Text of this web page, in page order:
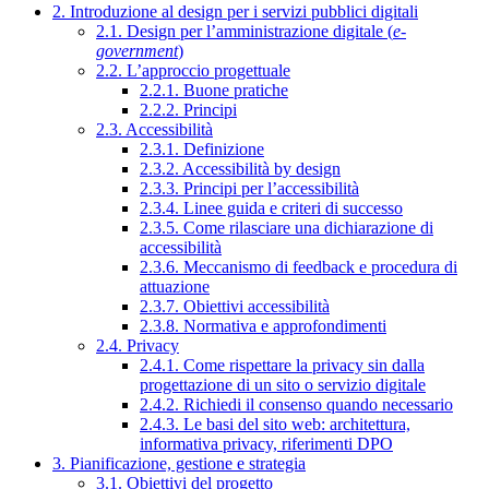
2. Introduzione al design per i servizi pubblici digitali
2.1. Design per l’amministrazione digitale (e-
government)
2.2. L’approccio progettuale
2.2.1. Buone pratiche
2.2.2. Principi
2.3. Accessibilità
2.3.1. Definizione
2.3.2. Accessibilità by design
2.3.3. Principi per l’accessibilità
2.3.4. Linee guida e criteri di successo
2.3.5. Come rilasciare una dichiarazione di
accessibilità
2.3.6. Meccanismo di feedback e procedura di
attuazione
2.3.7. Obiettivi accessibilità
2.3.8. Normativa e approfondimenti
2.4. Privacy
2.4.1. Come rispettare la privacy sin dalla
progettazione di un sito o servizio digitale
2.4.2. Richiedi il consenso quando necessario
2.4.3. Le basi del sito web: architettura,
informativa privacy, riferimenti DPO
3. Pianificazione, gestione e strategia
3.1. Obiettivi del progetto